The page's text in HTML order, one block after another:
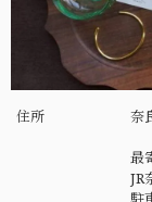
住所 奈
最
JR